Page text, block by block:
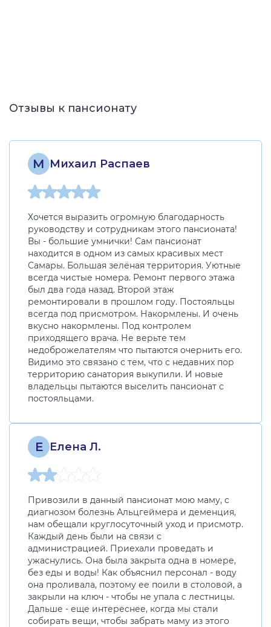
Отзывы к пансионату
М Михаил Распаев
Хочется выразить огромную благодарность
руководству и сотрудникам этого пансионата!
Вы - большие умнички! Сам пансионат
находится в одном из самых красивых мест
Самары. Большая зелёная территория. Уютные
всегда чистые номера. Ремонт первого этажа
был два года назад. Второй этаж
ремонтировали в прошлом году. Постояльцы
всегда под присмотром. Накормлены. И очень
вкусно накормлены. Под контролем
приходящего врача. Не верьте тем
недоброжелателям что пытаются очернить его.
Видимо это связано с тем, что с недавних пор
территорию санатория выкупили. И новые
владельцы пытаются выселить пансионат с
постояльцами.
Е Елена Л.
Привозили в данный пансионат мою маму, с
диагнозом болезнь Альцгеймера и деменция,
нам обещали круглосуточный уход и присмотр.
Каждый день были на связи с
администрацией. Приехали проведать и
ужаснулись. Она была закрыта одна в номере,
без еды и воды! Как объяснил персонал - воду
она проливала, поэтому ее поили в столовой, а
закрыли на ключ - чтобы не упала с лестницы.
Дальше - еще интереснее, когда мы стали
собирать вещи, чтобы забрать маму из этого